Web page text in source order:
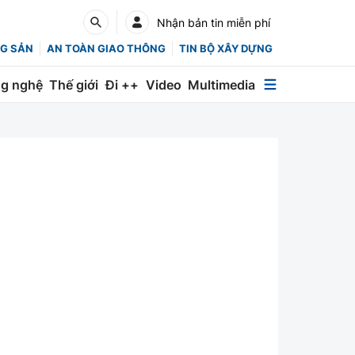
Nhận bản tin miễn phí
SẢN AN TOÀN GIAO THÔNG TIN BỘ XÂY DỰNG
nghệ Thế giới Đi ++ Video Multimedia